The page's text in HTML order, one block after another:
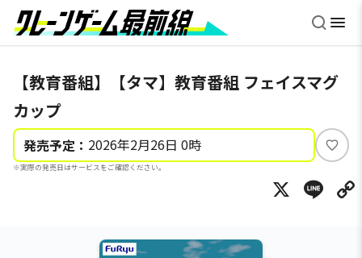
【教育番組】【タマ】教育番組 フェイスマグ
カップ
発売予定： 2026年2月26日 0時
※実際の発売日はサービスをご確認ください。
い
ね
X